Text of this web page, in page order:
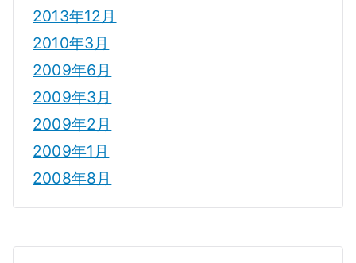
2013年12月
2010年3月
2009年6月
2009年3月
2009年2月
2009年1月
2008年8月